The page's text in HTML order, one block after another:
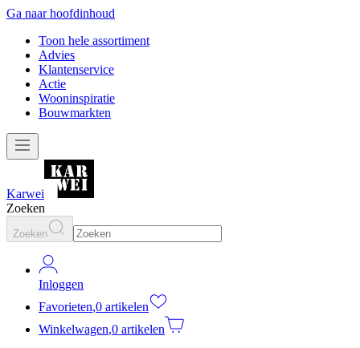
Ga naar hoofdinhoud
Toon hele assortiment
Advies
Klantenservice
Actie
Wooninspiratie
Bouwmarkten
Karwei
Zoeken
Zoeken
Inloggen
Favorieten,0 artikelen
Winkelwagen,0 artikelen